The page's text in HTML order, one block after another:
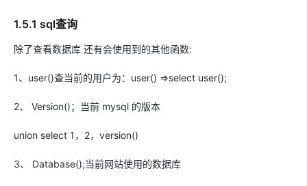
1.5.1 sql查询
除了查看数据库 还有会使用到的其他函数:
1、user()查当前的用户为：user() =>select user();
2、 Version()；当前 mysql 的版本
union select 1，2，version()
3、 Database();当前网站使用的数据库